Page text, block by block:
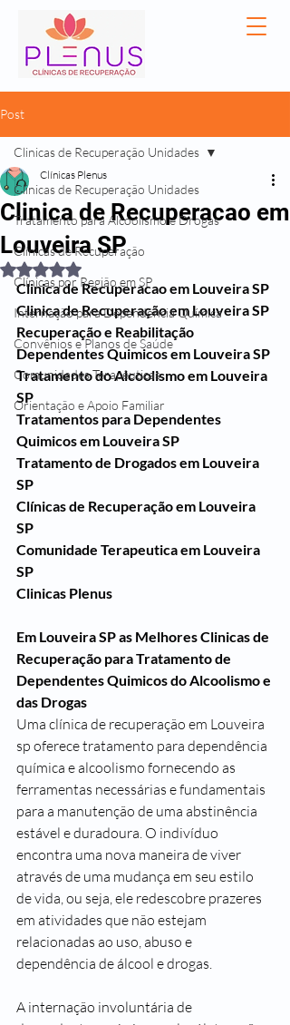
Post
Clinicas de Recuperação Unidades
Tratamento para Alcoolismo e Drogas
Clínicas de Recuperação
Clínicas por Região em SP
Internação para Dependência Química
Convênios e Planos de Saúde
Comunidades Terapêuticas
Orientação e Apoio Familiar
Clinicas de Recuperação Unidades
Clinica de Recuperacao em
Louveira SP
Clínicas Plenus
Avaliado com NaN de 5 estrelas.
Clinica de Recuperacao em Louveira SP
Clinica de Recuperação em Louveira SP
Recuperação e Reabilitação
Dependentes Quimicos em Louveira SP
Tratamento do Alcoolismo em Louveira
SP
Tratamentos para Dependentes
Quimicos em Louveira SP
Tratamento de Drogados em Louveira
SP
Clínicas de Recuperação em Louveira
SP
Comunidade Terapeutica em Louveira
SP
Clinicas Plenus
Em Louveira SP as Melhores Clinicas de
Recuperação para Tratamento de
Dependentes Quimicos do Alcoolismo e
das Drogas
Uma clínica de recuperação em Louveira
sp oferece tratamento para dependência
química e alcoolismo fornecendo as
ferramentas necessárias e fundamentais
para a manutenção de uma abstinência
estável e duradoura. O indivíduo
encontra uma nova maneira de viver
através de uma mudança em seu estilo
de vida, ou seja, ele redescobre prazeres
em atividades que não estejam
relacionadas ao uso, abuso e
dependência de álcool e drogas.
A internação involuntária de